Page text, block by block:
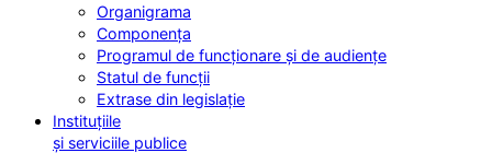
Organigrama
Componența
Programul de funcționare și de audiențe
Statul de funcții
Extrase din legislație
Instituțiile
și serviciile publice